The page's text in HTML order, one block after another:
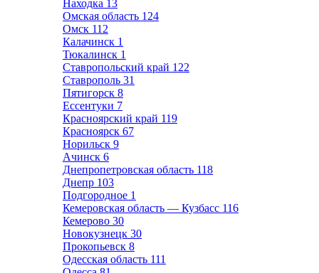
Находка 13
Омская область 124
Омск 112
Калачинск 1
Тюкалинск 1
Ставропольский край 122
Ставрополь 31
Пятигорск 8
Ессентуки 7
Красноярский край 119
Красноярск 67
Норильск 9
Ачинск 6
Днепропетровская область 118
Днепр 103
Подгородное 1
Кемеровская область — Кузбасс 116
Кемерово 30
Новокузнецк 30
Прокопьевск 8
Одесская область 111